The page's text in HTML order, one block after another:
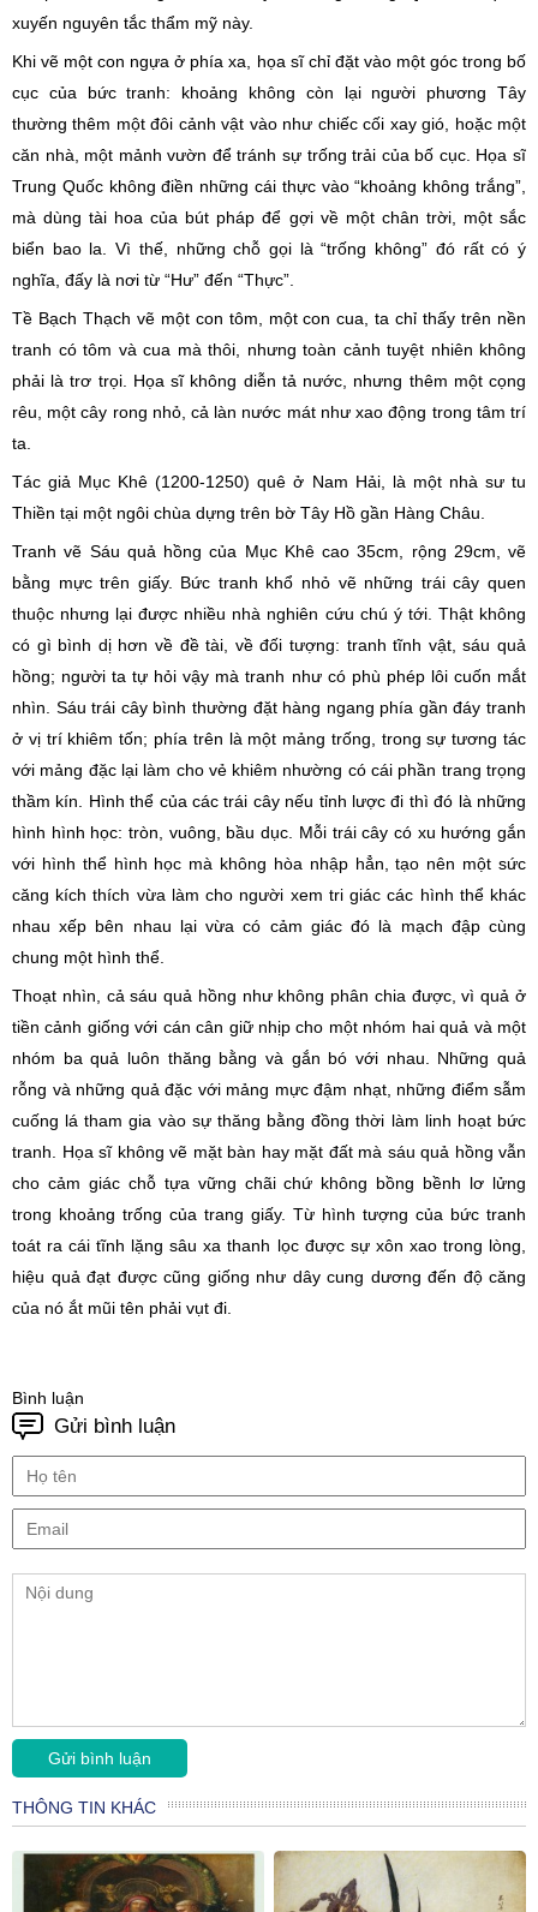
xuyến nguyên tắc thẩm mỹ này.
Khi vẽ một con ngựa ở phía xa, họa sĩ chỉ đặt vào một góc trong bố
cục của bức tranh: khoảng không còn lại người phương Tây
thường thêm một đôi cảnh vật vào như chiếc cối xay gió, hoặc một
căn nhà, một mảnh vườn để tránh sự trống trải của bố cục. Họa sĩ
Trung Quốc không điền những cái thực vào “khoảng không trắng”,
mà dùng tài hoa của bút pháp để gợi về một chân trời, một sắc
biển bao la. Vì thế, những chỗ gọi là “trống không” đó rất có ý
nghĩa, đấy là nơi từ “Hư” đến “Thực”.
Tề Bạch Thạch vẽ một con tôm, một con cua, ta chỉ thấy trên nền
tranh có tôm và cua mà thôi, nhưng toàn cảnh tuyệt nhiên không
phải là trơ trọi. Họa sĩ không diễn tả nước, nhưng thêm một cọng
rêu, một cây rong nhỏ, cả làn nước mát như xao động trong tâm trí
ta.
Tác giả Mục Khê (1200-1250) quê ở Nam Hải, là một nhà sư tu
Thiền tại một ngôi chùa dựng trên bờ Tây Hồ gần Hàng Châu.
Tranh vẽ Sáu quả hồng của Mục Khê cao 35cm, rộng 29cm, vẽ
bằng mực trên giấy. Bức tranh khổ nhỏ vẽ những trái cây quen
thuộc nhưng lại được nhiều nhà nghiên cứu chú ý tới. Thật không
có gì bình dị hơn về đề tài, về đối tượng: tranh tĩnh vật, sáu quả
hồng; người ta tự hỏi vậy mà tranh như có phù phép lôi cuốn mắt
nhìn. Sáu trái cây bình thường đặt hàng ngang phía gần đáy tranh
ở vị trí khiêm tốn; phía trên là một mảng trống, trong sự tương tác
với mảng đặc lại làm cho vẻ khiêm nhường có cái phần trang trọng
thầm kín. Hình thể của các trái cây nếu tỉnh lược đi thì đó là những
hình hình học: tròn, vuông, bầu dục. Mỗi trái cây có xu hướng gắn
với hình thể hình học mà không hòa nhập hẳn, tạo nên một sức
căng kích thích vừa làm cho người xem tri giác các hình thể khác
nhau xếp bên nhau lại vừa có cảm giác đó là mạch đập cùng
chung một hình thể.
Thoạt nhìn, cả sáu quả hồng như không phân chia được, vì quả ở
tiền cảnh giống với cán cân giữ nhịp cho một nhóm hai quả và một
nhóm ba quả luôn thăng bằng và gắn bó với nhau. Những quả
rỗng và những quả đặc với mảng mực đậm nhạt, những điểm sẫm
cuống lá tham gia vào sự thăng bằng đồng thời làm linh hoạt bức
tranh. Họa sĩ không vẽ mặt bàn hay mặt đất mà sáu quả hồng vẫn
cho cảm giác chỗ tựa vững chãi chứ không bồng bềnh lơ lửng
trong khoảng trống của trang giấy. Từ hình tượng của bức tranh
toát ra cái tĩnh lặng sâu xa thanh lọc được sự xôn xao trong lòng,
hiệu quả đạt được cũng giống như dây cung dương đến độ căng
của nó ắt mũi tên phải vụt đi.
Bình luận
Gửi bình luận
THÔNG TIN KHÁC